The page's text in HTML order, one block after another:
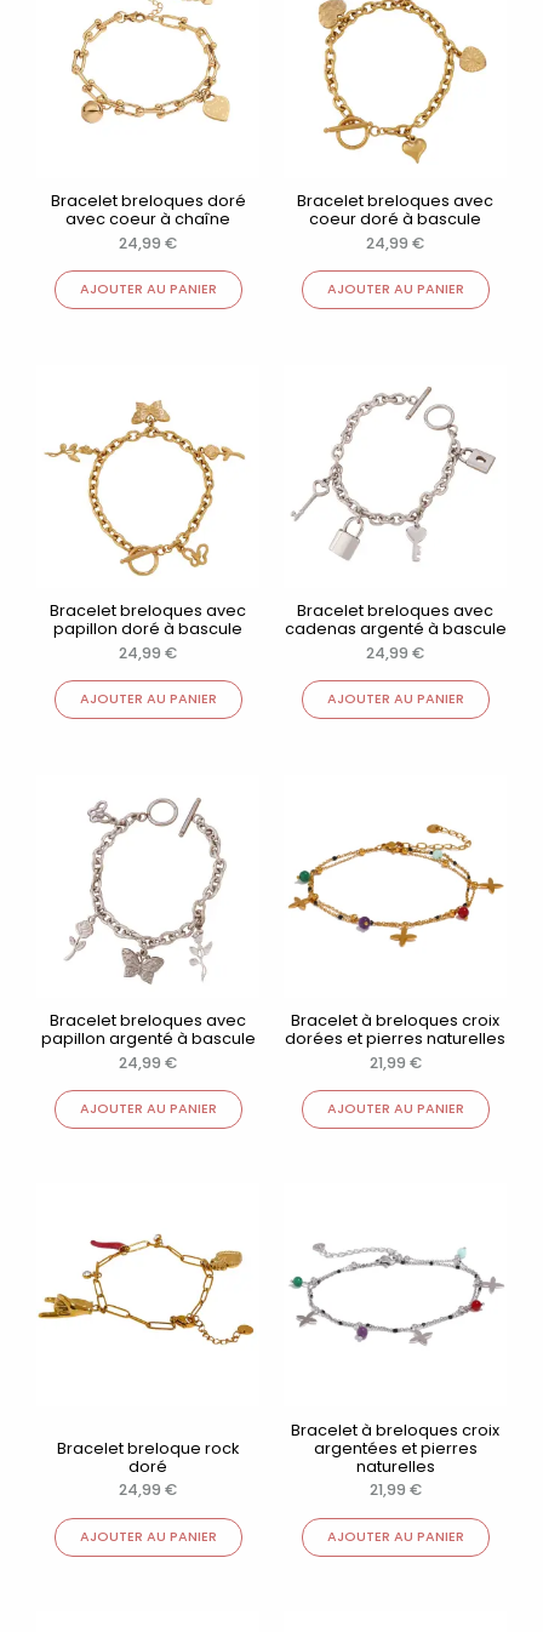
Bracelet breloques doré
avec coeur à chaîne
24,99 €
AJOUTER AU PANIER
Bracelet breloques avec
coeur doré à bascule
24,99 €
AJOUTER AU PANIER
Bracelet breloques avec
papillon doré à bascule
24,99 €
AJOUTER AU PANIER
Bracelet breloques avec
cadenas argenté à bascule
24,99 €
AJOUTER AU PANIER
Bracelet breloques avec
papillon argenté à bascule
24,99 €
AJOUTER AU PANIER
Bracelet à breloques croix
dorées et pierres naturelles
21,99 €
AJOUTER AU PANIER
Bracelet breloque rock
doré
24,99 €
AJOUTER AU PANIER
Bracelet à breloques croix
argentées et pierres
naturelles
21,99 €
AJOUTER AU PANIER